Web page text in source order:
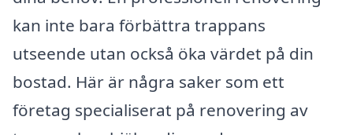
kan inte bara förbättra trappans
utseende utan också öka värdet på din
bostad. Här är några saker som ett
företag specialiserat på renovering av